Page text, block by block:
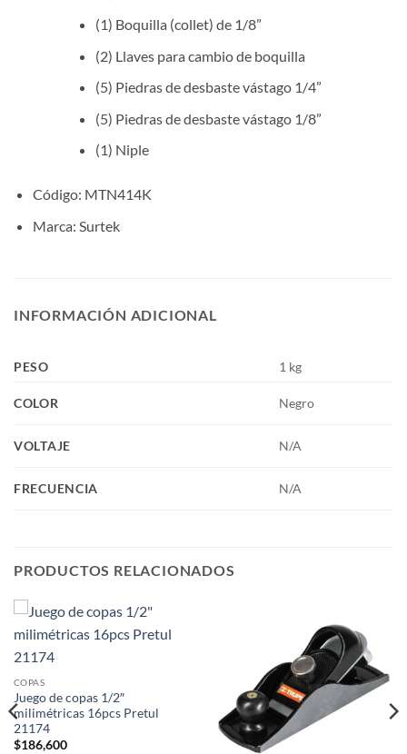
(1) Boquilla (collet) de 1/8”
(2) Llaves para cambio de boquilla
(5) Piedras de desbaste vástago 1/4”
(5) Piedras de desbaste vástago 1/8”
(1) Niple
Código: MTN414K
Marca: Surtek
INFORMACIÓN ADICIONAL
PESO 1 kg
COLOR Negro
VOLTAJE N/A
FRECUENCIA N/A
PRODUCTOS RELACIONADOS
COPAS
Juego de copas 1/2″
milimétricas 16pcs Pretul
21174
$186,600